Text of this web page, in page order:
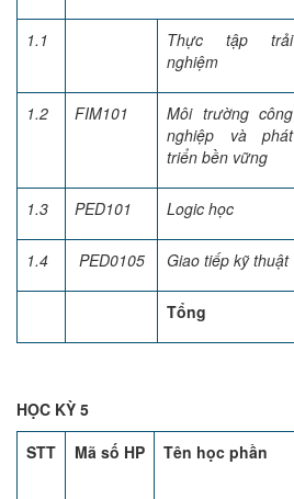
1.1
Thực tập trải
nghiệm
1.2 FIM101
Môi trường công
nghiệp và phát
triển bền vững
1.3 PED101 Logic học
1.4 PED0105 Giao tiếp kỹ thuật
Tổng
HỌC KỲ 5
STT
Mã số HP Tên học phần